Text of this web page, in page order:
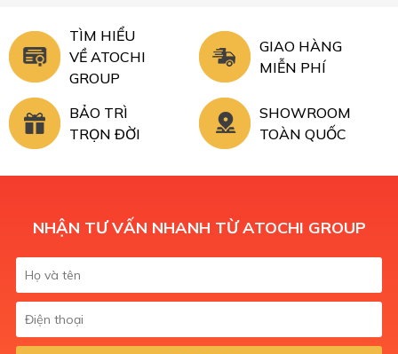
TÌM HIỂU
VỀ ATOCHI
GROUP
GIAO HÀNG
MIỄN PHÍ
BẢO TRÌ
TRỌN ĐỜI
SHOWROOM
TOÀN QUỐC
NHẬN TƯ VẤN NHANH TỪ ATOCHI GROUP